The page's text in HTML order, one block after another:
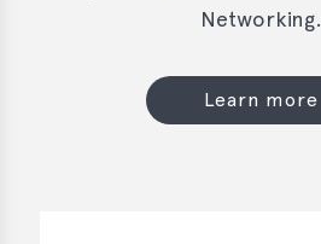
Networking.
Learn more